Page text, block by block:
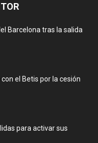
Barcelona tras la salida
el Betis por la cesión
para activar sus